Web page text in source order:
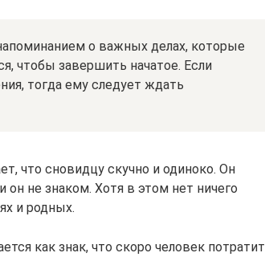
о важных делах, которые
чтобы завершить начатое. Если
тогда ему следует ждать
что сновидцу скучно и одиноко. Он
не знаком. Хотя в этом нет ничего
и родных.
как знак, что скоро человек потратит